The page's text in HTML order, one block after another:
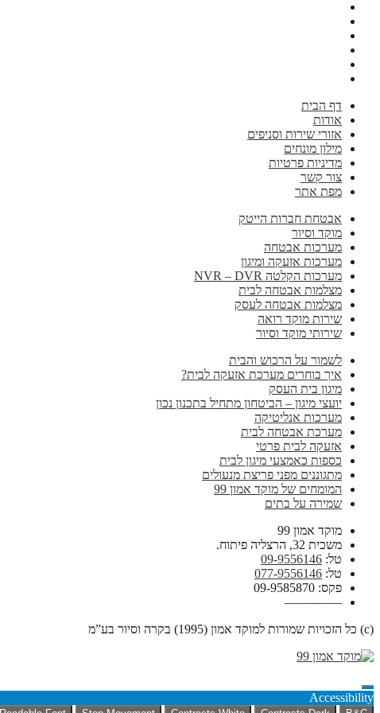
דף הבית
אודות
אזורי שירות וסניפים
מילון מונחים
מדיניות פרטיות
צור קשר
מפת אתר
אבטחת חברות הייטק
מוקד וסיור
מערכות אבטחה
מערכות אזעקה ומיגון
מערכות הקלטה NVR – DVR
מצלמות אבטחה לבית
מצלמות אבטחה לעסק
שירות מוקד רואה
שירותי מוקד וסיור
לשמור על הרכוש והבית
איך בוחרים מערכת אזעקה לבית?
מיגון בית העסק
יועצי מיגון – הביטחון מתחיל בתכנון נכון
מערכות אנליטיקה
מערכת אבטחה לבית
אזעקה לבית פרטי
כספות כאמצעי מיגון לבית
מתגוננים מפני פריצת מנעולים
המומחים של מוקד אמון 99
שמירה על בתים
מוקד אמון 99
משכית 32, הרצליה פיתוח.
טל: 09-9556146
טל: 077-9556146
פקס: 09-9585870
————–
(c) כל הזכויות שמורות למוקד אמון (1995) בקרה וסיור בע”מ
Accessibility